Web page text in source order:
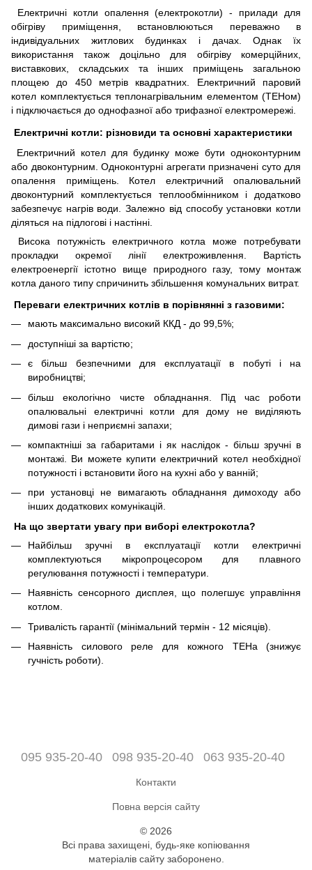
Електричні котли опалення (електрокотли) - прилади для
обігріву приміщення, встановлюються переважно в
індивідуальних житлових будинках і дачах. Однак їх
використання також доцільно для обігріву комерційних,
виставкових, складських та інших приміщень загальною
площею до 450 метрів квадратних. Електричний паровий
котел комплектується теплонагрівальним елементом (ТЕНом)
і підключається до однофазної або трифазної електромережі.
Електричні котли: різновиди та основні характеристики
Електричний котел для будинку може бути одноконтурним
або двоконтурним. Одноконтурні агрегати призначені суто для
опалення приміщень. Котел електричний опалювальний
двоконтурний комплектується теплообмінником і додатково
забезпечує нагрів води. Залежно від способу установки котли
діляться на підлогові і настінні.
Висока потужність електричного котла може потребувати
прокладки окремої лінії електроживлення. Вартість
електроенергії істотно вище природного газу, тому монтаж
котла даного типу спричинить збільшення комунальних витрат.
Переваги електричних котлів в порівнянні з газовими:
мають максимально високий ККД - до 99,5%;
доступніші за вартістю;
є більш безпечними для експлуатації в побуті і на
виробництві;
більш екологічно чисте обладнання. Під час роботи
опалювальні електричні котли для дому не виділяють
димові гази і неприємні запахи;
компактніші за габаритами і як наслідок - більш зручні в
монтажі. Ви можете купити електричний котел необхідної
потужності і встановити його на кухні або у ванній;
при установці не вимагають обладнання димоходу або
інших додаткових комунікацій.
На що звертати увагу при виборі електрокотла?
Найбільш зручні в експлуатації котли електричні
комплектуються мікропроцесором для плавного
регулювання потужності і температури.
Наявність сенсорного дисплея, що полегшує управління
котлом.
Тривалість гарантії (мінімальний термін - 12 місяців).
Наявність силового реле для кожного ТЕНа (знижує
гучність роботи).
095 935-20-40 098 935-20-40 063 935-20-40
Контакти
Повна версія сайту
© 2026
Всі права захищені, будь-яке копіювання
матеріалів сайту заборонено.